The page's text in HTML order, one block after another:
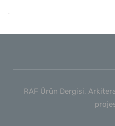
RAF Ürün Dergisi,